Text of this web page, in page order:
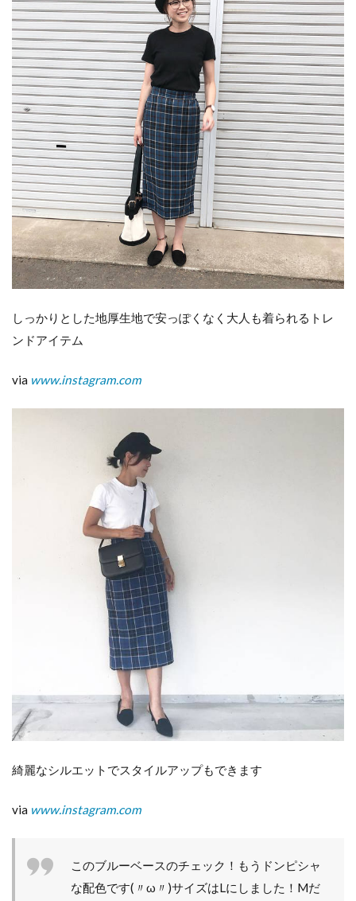
しっかりとした地厚生地で安っぽくなく大人も着られるトレ
ンドアイテム
via www.instagram.com
綺麗なシルエットでスタイルアップもできます
via www.instagram.com
このブルーベースのチェック！もうドンピシャ
な配色です(〃ω〃)サイズはLにしました！Mだ